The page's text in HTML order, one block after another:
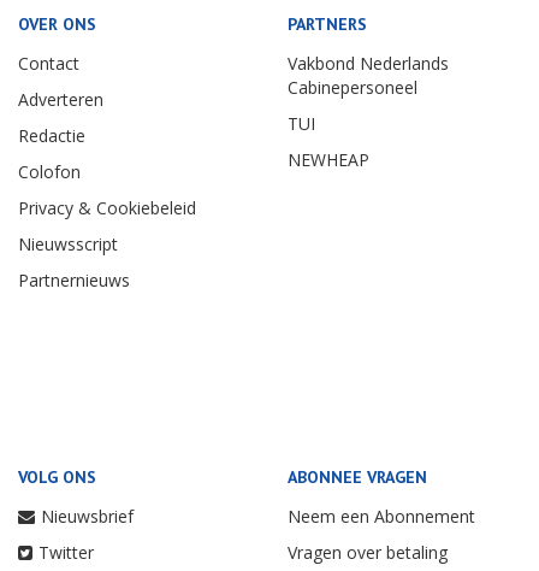
OVER ONS
Contact
Adverteren
Redactie
Colofon
Privacy & Cookiebeleid
Nieuwsscript
Partnernieuws
PARTNERS
Vakbond Nederlands
Cabinepersoneel
TUI
NEWHEAP
VOLG ONS
Nieuwsbrief
Twitter
ABONNEE VRAGEN
Neem een Abonnement
Vragen over betaling